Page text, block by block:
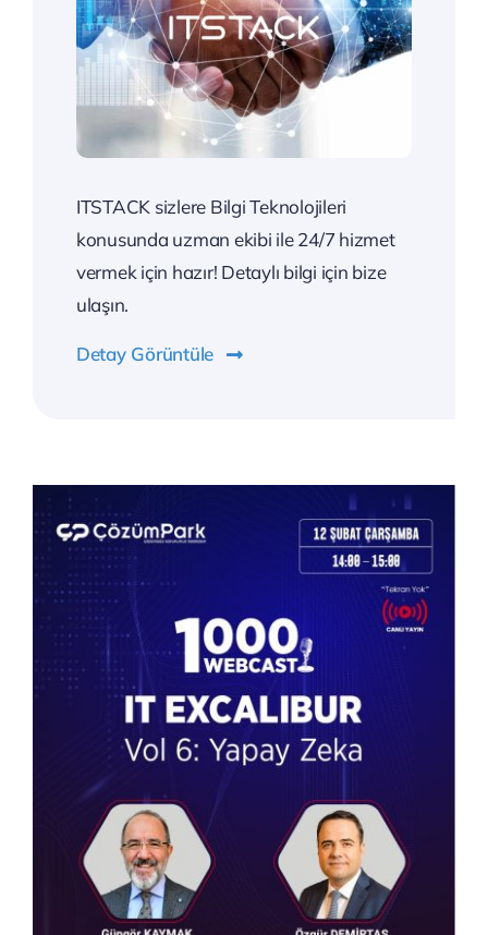
ITSTACK sizlere Bilgi Teknolojileri
konusunda uzman ekibi ile 24/7 hizmet
vermek için hazır! Detaylı bilgi için bize
ulaşın.
Detay Görüntüle